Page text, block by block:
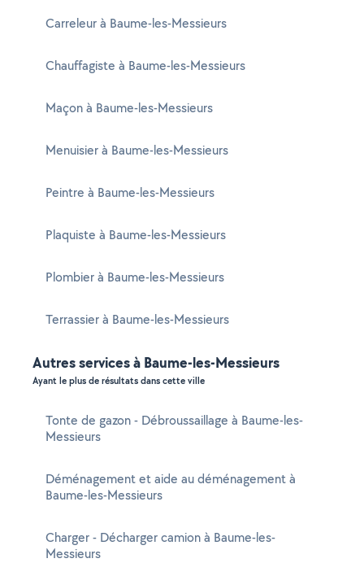
Carreleur à Baume-les-Messieurs
Chauffagiste à Baume-les-Messieurs
Maçon à Baume-les-Messieurs
Menuisier à Baume-les-Messieurs
Peintre à Baume-les-Messieurs
Plaquiste à Baume-les-Messieurs
Plombier à Baume-les-Messieurs
Terrassier à Baume-les-Messieurs
Autres services à Baume-les-Messieurs
Ayant le plus de résultats dans cette ville
Tonte de gazon - Débroussaillage à Baume-les-
Messieurs
Déménagement et aide au déménagement à
Baume-les-Messieurs
Charger - Décharger camion à Baume-les-
Messieurs